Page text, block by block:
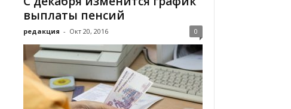
выплаты пенсий
редакция - Окт 20, 2016 0